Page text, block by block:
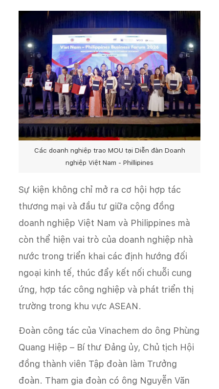
Các doanh nghiệp trao MOU tại Diễn đàn Doanh
nghiệp Việt Nam - Phillipines
Sự kiện không chỉ mở ra cơ hội hợp tác
thương mại và đầu tư giữa cộng đồng
doanh nghiệp Việt Nam và Philippines mà
còn thể hiện vai trò của doanh nghiệp nhà
nước trong triển khai các định hướng đối
ngoại kinh tế, thúc đẩy kết nối chuỗi cung
ứng, hợp tác công nghiệp và phát triển thị
trường trong khu vực ASEAN.
Đoàn công tác của Vinachem do ông Phùng
Quang Hiệp – Bí thư Đảng ủy, Chủ tịch Hội
đồng thành viên Tập đoàn làm Trưởng
đoàn. Tham gia đoàn có ông Nguyễn Văn